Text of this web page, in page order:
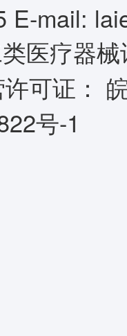
E-mail:
医疗器
可证：
号-1